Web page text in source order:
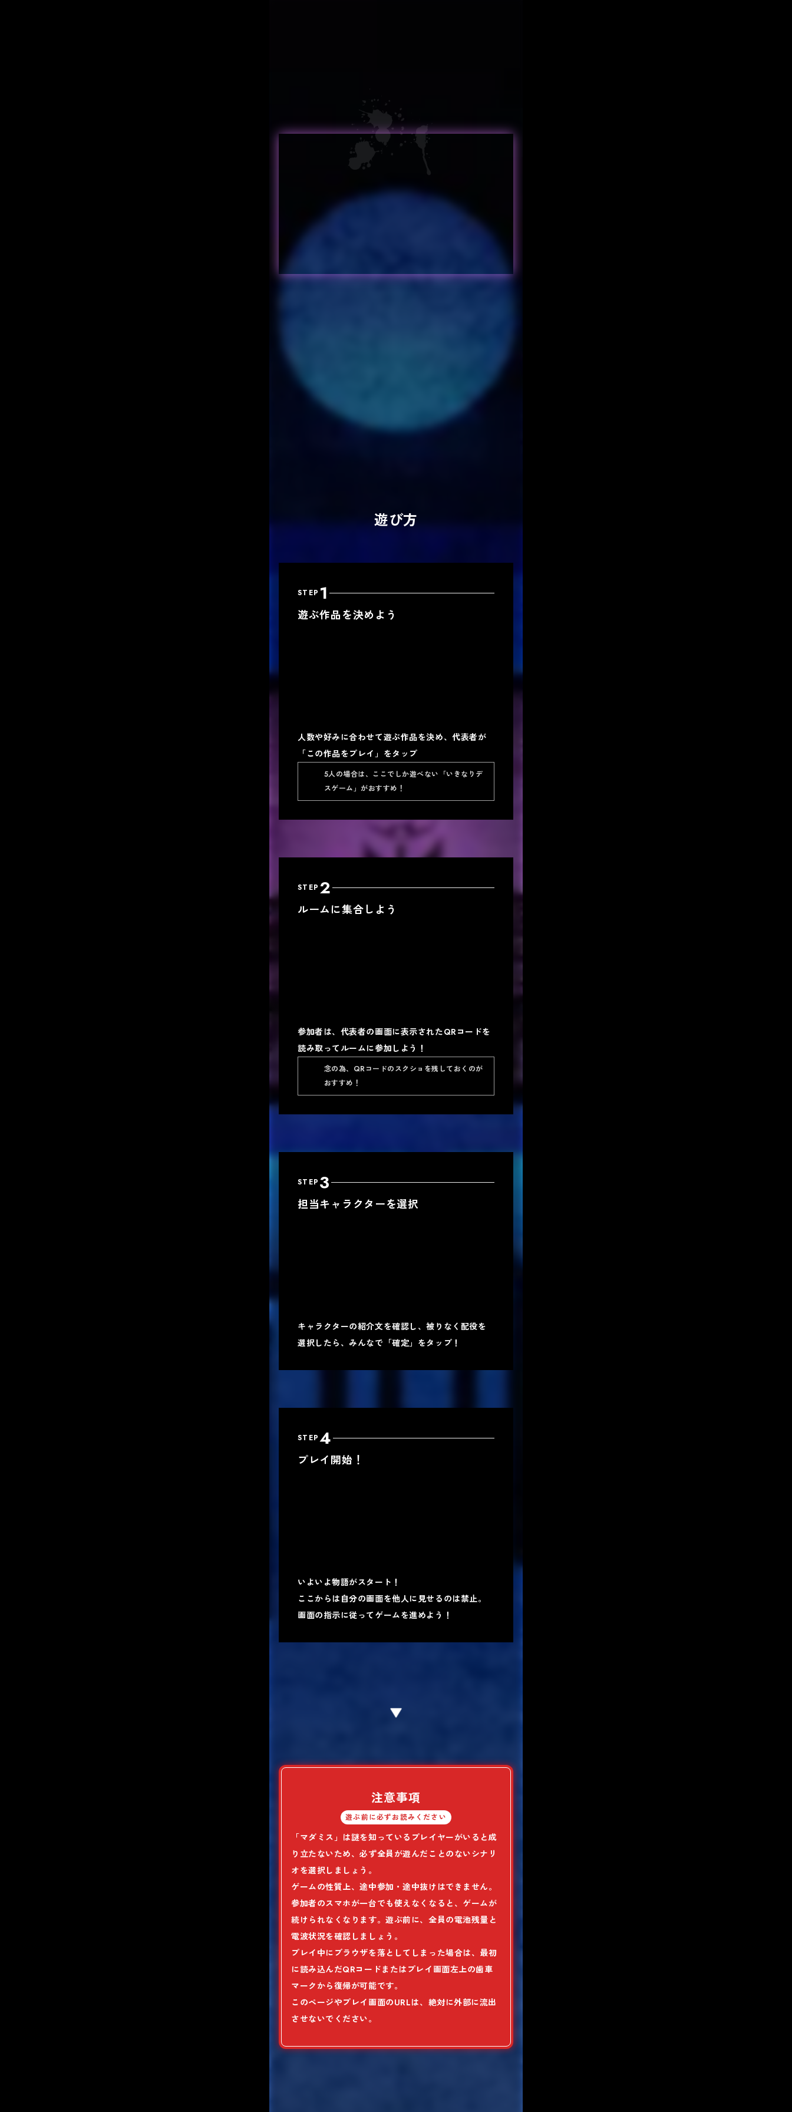
遊び方
STEP 1
遊ぶ作品を決めよう
人数や好みに合わせて遊ぶ作品を決め、代表者が
「この作品をプレイ」をタップ
5人の場合は、ここでしか遊べない「いきなりデ
スゲーム」がおすすめ！
STEP 2
ルームに集合しよう
参加者は、代表者の画面に表示されたQRコードを
読み取ってルームに参加しよう！
念の為、QRコードのスクショを残しておくのが
おすすめ！
STEP 3
担当キャラクターを選択
キャラクターの紹介文を確認し、被りなく配役を
選択したら、みんなで「確定」をタップ！
STEP4
プレイ開始！
いよいよ物語がスタート！
ここからは自分の画面を他人に見せるのは禁止。
画面の指示に従ってゲームを進めよう！
注意事項
遊ぶ前に必ずお読みください
「マダミス」は謎を知っているプレイヤーがいると成
り立たないため、必ず全員が遊んだことのないシナリ
オを選択しましょう。
ゲームの性質上、途中参加・途中抜け はできません。
参加者のスマホが一台でも使えなくなると、ゲームが
続けられなくなります。遊ぶ前に、全員の電池残量 と
電波状況を確認しましょう。
プレイ中にブラウザを落としてしまった場合は、最初
に読み込んだQRコードまたはプレイ画面左上の歯車
マークから復帰が可能です。
このページやプレイ画面のURLは、 絶対に外部に流出
させないでください。